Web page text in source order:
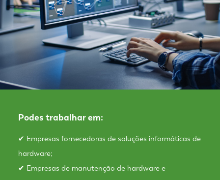
Podes trabalhar em:
✔ Empresas fornecedoras de soluções informáticas de
hardware;
✔ Empresas de manutenção de hardware e